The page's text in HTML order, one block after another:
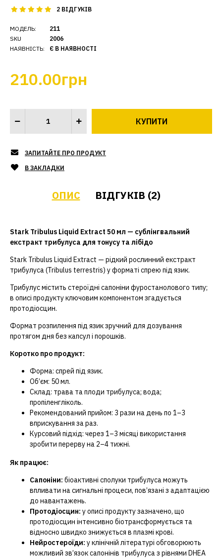
2 ВІДГУКІВ
МОДЕЛЬ:
SKU
НАЯВНІСТЬ:
211
2006
Є В НАЯВНОСТІ
210.00грн
ЗАПИТАЙТЕ ПРО ПРОДУКТ
В ЗАКЛАДКИ
ОПИС ВІДГУКІВ (2)
Stark Tribulus Liquid Extract 50 мл — сублінгвальний
екстракт трибулуса для тонусу та лібідо
Stark Tribulus Liquid Extract — рідкий рослинний екстракт
трибулуса (Tribulus terrestris) у форматі спрею під язик.
Трибулус містить стероїдні сапоніни фуростанолового типу;
в описі продукту ключовим компонентом згадується
протодіосцин.
Формат розпилення під язик зручний для дозування
протягом дня без капсул і порошків.
Коротко про продукт:
Форма: спрей під язик.
Об’єм: 50 мл.
Склад: трава та плоди трибулуса; вода;
пропіленгліколь.
Рекомендований прийом: 3 рази на день по 1–3
вприскування за раз.
Курсовий підхід: через 1–3 місяці використання
зробити перерву на 2–4 тижні.
Як працює:
Сапоніни: біоактивні сполуки трибулуса можуть
впливати на сигнальні процеси, пов’язані з адаптацією
до навантажень.
Протодіосцин: у описі продукту зазначено, що
протодіосцин інтенсивно біотрансформується та
відносно швидко знижується в плазмі крові.
Нейростероїди: у клінічній літературі обговорюють
можливий зв’язок сапонінів трибулуса з рівнями DHEA